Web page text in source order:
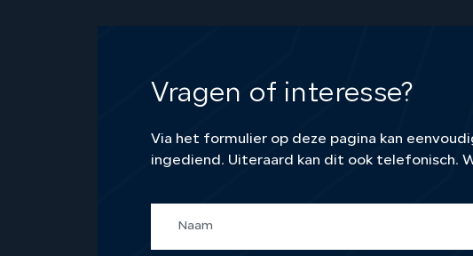
Vragen of interesse?
Via het formulier op deze pagina kan
ingediend. Uiteraard kan dit ook telefonisch.